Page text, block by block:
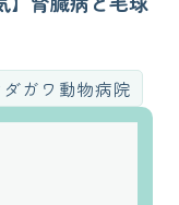
ダガワ動物病院